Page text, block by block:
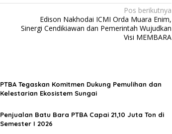
Pos berikutnya
Edison Nakhodai ICMI Orda Muara Enim,
Sinergi Cendikiawan dan Pemerintah Wujudkan
Visi MEMBARA
PTBA Tegaskan Komitmen Dukung Pemulihan dan
Kelestarian Ekosistem Sungai
Penjualan Batu Bara PTBA Capai 21,10 Juta Ton di
Semester I 2026